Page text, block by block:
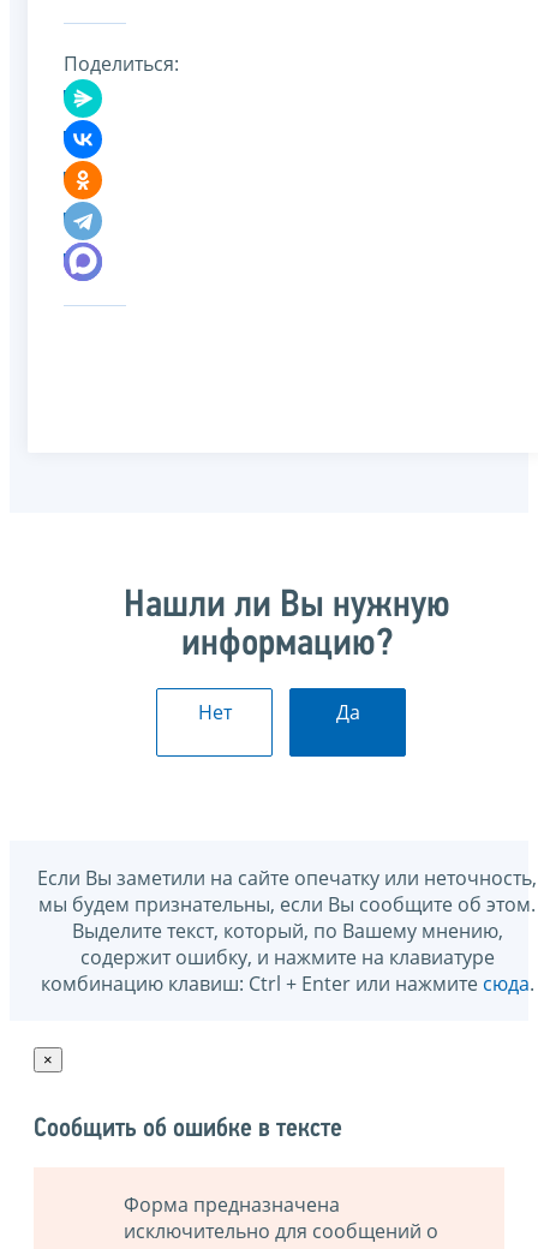
Поделиться:
Нашли ли Вы нужную
информацию?
Нет Да
Если Вы заметили на сайте опечатку или неточность,
мы будем признательны, если Вы сообщите об этом.
Выделите текст, который, по Вашему мнению,
содержит ошибку, и нажмите на клавиатуре
комбинацию клавиш: Ctrl + Enter или нажмите сюда.
×
Сообщить об ошибке в тексте
Форма предназначена
исключительно для сообщений о